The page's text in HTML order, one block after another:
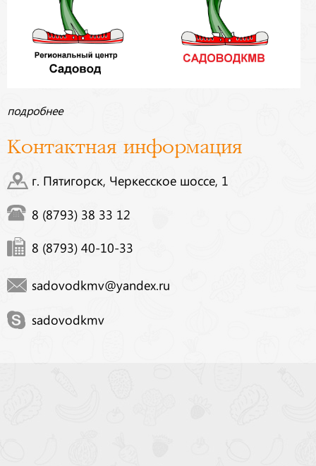
подробнее
Контактная информация
г. Пятигорск, Черкесское шоссе, 1
8 (8793) 38 33 12
8 (8793) 40-10-33
sadovodkmv@yandex.ru
sadovodkmv